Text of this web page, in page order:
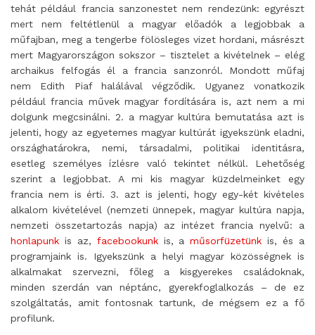
tehát például francia sanzonestet nem rendezünk: egyrészt
mert nem feltétlenül a magyar előadók a legjobbak a
műfajban, meg a tengerbe fölösleges vizet hordani, másrészt
mert Magyarországon sokszor – tisztelet a kivételnek – elég
archaikus felfogás él a francia sanzonról. Mondott műfaj
nem Edith Piaf halálával végződik. Ugyanez vonatkozik
például francia művek magyar fordítására is, azt nem a mi
dolgunk megcsinálni. 2. a magyar kultúra bemutatása azt is
jelenti, hogy az egyetemes magyar kultúrát igyekszünk eladni,
országhatárokra, nemi, társadalmi, politikai identitásra,
esetleg személyes ízlésre való tekintet nélkül. Lehetőség
szerint a legjobbat. A mi kis magyar küzdelmeinket egy
francia nem is érti. 3. azt is jelenti, hogy egy-két kivételes
alkalom kivételével (nemzeti ünnepek, magyar kultúra napja,
nemzeti összetartozás napja) az intézet francia nyelvű: a
honlapunk is az, facebookunkis, aműsorfüzetünk is, és a
programjaink is. Igyekszünk a helyi magyar közösségnek is
alkalmakat szervezni, főleg a kisgyerekes családoknak,
minden szerdán van néptánc, gyerekfoglalkozás – de ez
szolgáltatás, amit fontosnak tartunk, de mégsem ez a fő
profilunk.